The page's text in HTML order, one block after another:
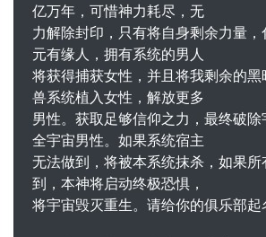
亿万年，可惜神力耗尽，无
力解除封印，只有将自身剩余力量
元有缘人，拥有系统的男人
将获得捕获女性，并且将我剩余的
兽系统植入女性，解放更多
男性。获取足够信仰之力，最终破
全宇宙男性。如果系统宿主
无法做到，将被本系统抹杀，如果
到，本神将启动终极恐惧，
将宇宙毁灭重生。请给你的俱乐部起